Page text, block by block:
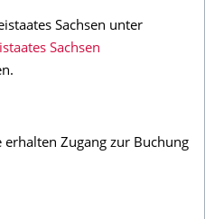
Sachsen unter
Sachsen
Zugang zur Buchung